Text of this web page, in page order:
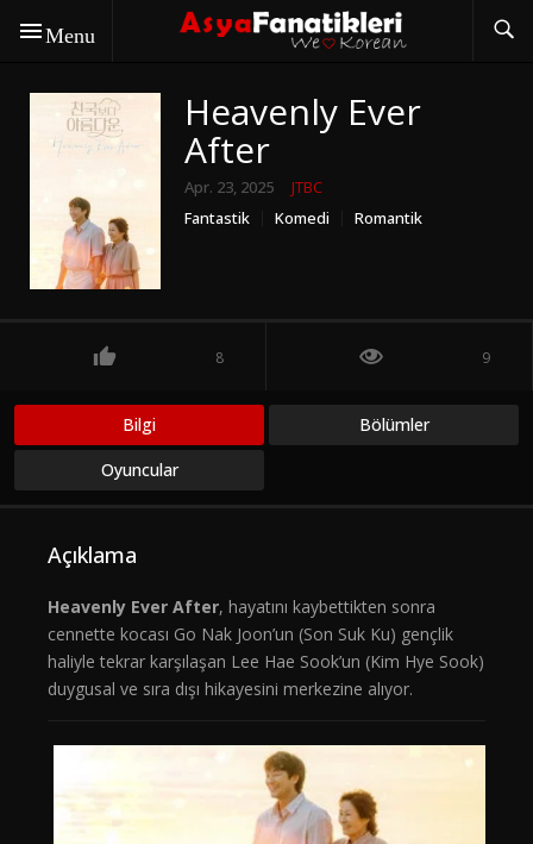
Menu
Heavenly Ever
After
Apr. 23, 2025
JTBC
Fantastik
Komedi Romantik
8 9
Bilgi
Bölümler
Oyuncular
Açıklama
Heavenly Ever After, hayatını kaybettikten sonra
cennette kocası Go Nak Joon’un (Son Suk Ku) gençlik
haliyle tekrar karşılaşan Lee Hae Sook’un (Kim Hye Sook)
duygusal ve sıra dışı hikayesini merkezine alıyor.